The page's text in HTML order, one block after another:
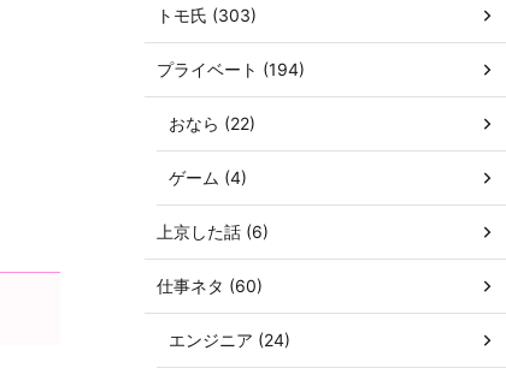
トモ氏 (303)
プライベート (194)
おなら (22)
ゲーム (4)
上京した話 (6)
仕事ネタ (60)
エンジニア (24)